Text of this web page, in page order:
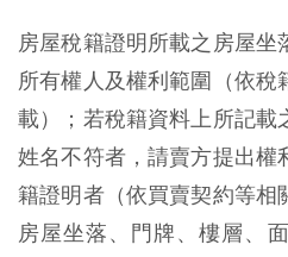
房屋稅籍證明所載之房屋坐
所有權人及權利範圍（依
載）；若稅籍資料上所記載
姓名不符者，請賣方提出權
籍證明者（依買賣契約等相
房屋坐落、門牌、樓層、